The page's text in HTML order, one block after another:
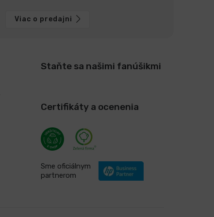
Viac o predajni
Staňte sa našimi fanúšikmi
Certifikáty a ocenenia
Sme oficiálnym
partnerom